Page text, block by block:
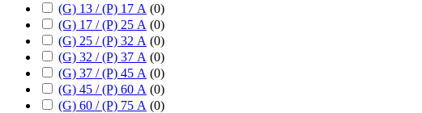
(G) 13 / (P) 17 А (0)
(G) 17 / (P) 25 А (0)
(G) 25 / (P) 32 А (0)
(G) 32 / (P) 37 А (0)
(G) 37 / (P) 45 А (0)
(G) 45 / (P) 60 А (0)
(G) 60 / (P) 75 А (0)